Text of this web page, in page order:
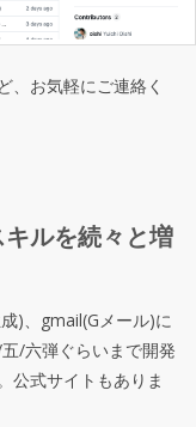
、お気軽にご連絡く
ルを続々と増
)、gmail(Gメール)に
/六弾ぐらいまで開発
公式サイトもありま